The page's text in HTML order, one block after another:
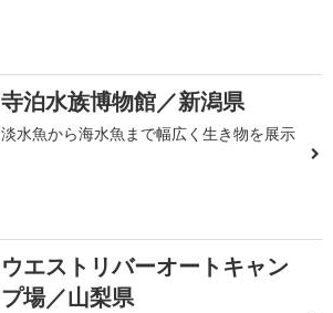
寺泊水族博物館／新潟県
淡水魚から海水魚まで幅広く生き物を展示
ウエストリバーオートキャン
プ場／山梨県